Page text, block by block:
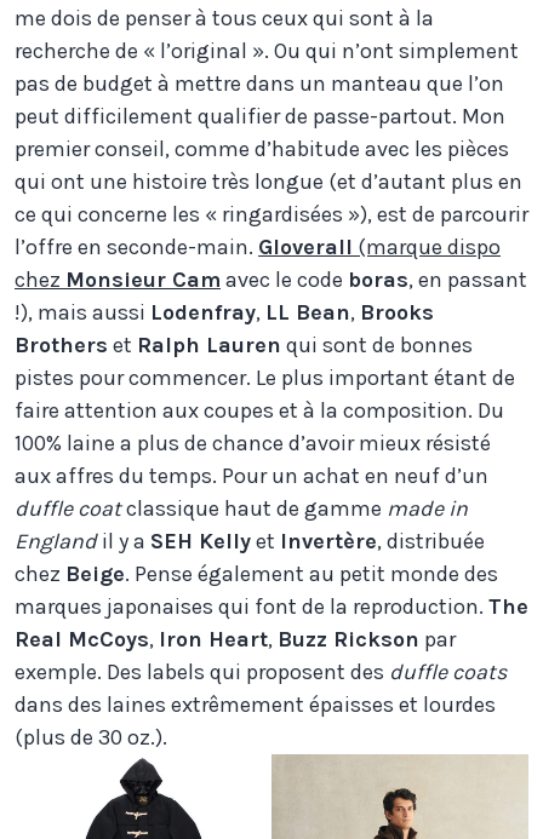
me dois de penser à tous ceux qui sont à la
recherche de « l’original ». Ou qui n’ont simplement
pas de budget à mettre dans un manteau que l’on
peut difficilement qualifier de passe-partout. Mon
premier conseil, comme d’habitude avec les pièces
qui ont une histoire très longue (et d’autant plus en
ce qui concerne les « ringardisées »), est de parcourir
l’offre en seconde-main. Gloverall (marque dispo
chez Monsieur Cam avec le code boras, en passant
!), mais aussi Lodenfray, LL Bean, Brooks
Brothers et Ralph Lauren qui sont de bonnes
pistes pour commencer. Le plus important étant de
faire attention aux coupes et à la composition. Du
100% laine a plus de chance d’avoir mieux résisté
aux affres du temps. Pour un achat en neuf d’un
duffle coatclassique haut de gamme made in
Englandil y a SEH Kellyet Invertère, distribuée
chez Beige. Pense également au petit monde des
marques japonaises qui font de la reproduction. The
Real McCoys, Iron Heart, Buzz Rickson par
exemple. Des labels qui proposent des duffle coats
dans des laines extrêmement épaisses et lourdes
(plus de 30 oz.).